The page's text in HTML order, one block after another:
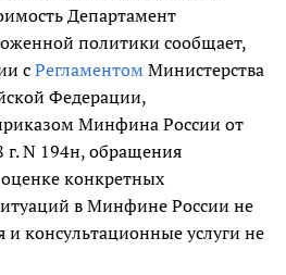
Департамент
политики сообщает,
с Регламентом Министерства
Федерации,
Минфина России от
г. N 194н, обращения
конкретных
в Минфине России не
и консультационные услуги не